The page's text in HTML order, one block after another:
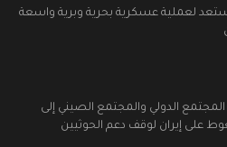
لعملية عسكرية بحرية وبرية واسعة
المجتمع الدولي والمجتمع الصيني إلى
على إيران لوقف دعم الحوثيين